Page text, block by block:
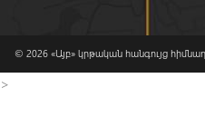
© 2026 «Այբ» կրթական հանգույց
>